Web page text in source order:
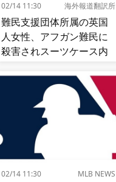
02/14 11:30 海外報道翻訳所
難民支援団体所属の英国
人女性、アフガン難民に
殺害されスーツケース内
[海外の反応]
02/14 11:30 MLB NEWS